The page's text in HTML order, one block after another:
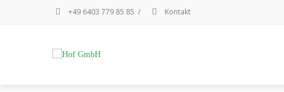
+49 6403 779 85 85 / Kontakt